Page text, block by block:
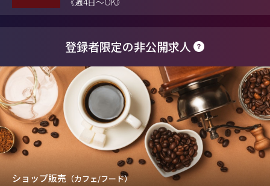
登録者限定の非公開求人
ショップ販売 （カフェ/フード）